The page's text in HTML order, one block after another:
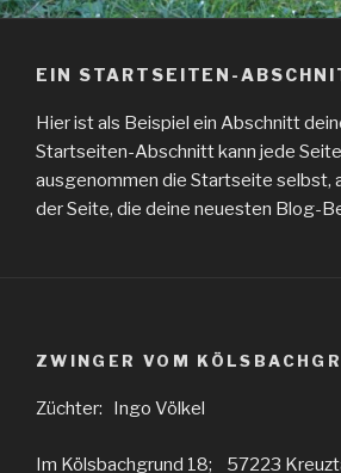
EIN STARTSEITEN-
Hier ist als Beispiel ein Abschnitt
Startseiten-Abschnitt kann jede
ausgenommen die Startseite selbst,
der Seite, die deine neuesten Blog-
ZWINGER VOM
Züchter: Ingo Völkel
Im Kölsbachgrund 18; 57223